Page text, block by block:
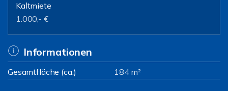
Kaltmiete
1.000,- €
Informationen
Gesamtfläche (ca.) 184 m²